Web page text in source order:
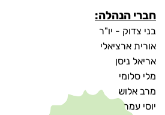
חברי הנהלה:
בני צדוק - יו"ר
אורית ארציאלי
אריאל ניסן
מלי סלומי
מרב אלוש
יוסי עמר